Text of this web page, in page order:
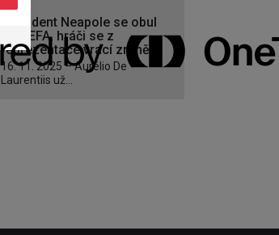
Prezident Neapole se obul
do UEFA, hráči se z
reprezentace vrací zranění
16. 11. 2025 – Aurélio De
Laurentiis už...